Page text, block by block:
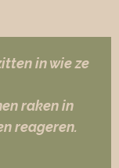
in wie ze
raken in
reageren.